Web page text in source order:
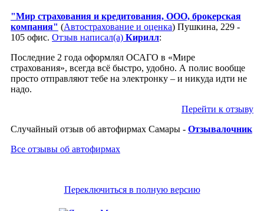
"Мир страхования и кредитования, ООО, брокерская
компания" (Автострахование и оценка) Пушкина, 229 -
105 офис. Отзыв написал(а) Кирилл:
Последние 2 года оформлял ОСАГО в «Мире
страхования», всегда всё быстро, удобно. А полис вообще
просто отправляют тебе на электронку – и никуда идти не
надо.
Перейти к отзыву
Случайный отзыв об автофирмах Самары - Отзывалочник
Все отзывы об автофирмах
Переключиться в полную версию